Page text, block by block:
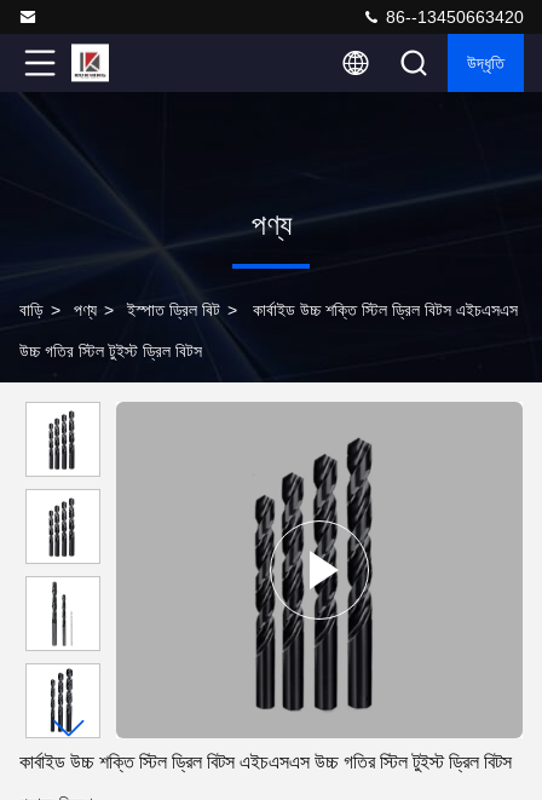
86--13450663420
উদ্ধৃতি
পণ্য
বাড়ি > পণ্য > ইস্পাত ড্রিল বিট > কার্বাইড উচ্চ শক্তি স্টিল ড্রিল বিটস এইচএসএস
উচ্চ গতির স্টিল টুইস্ট ড্রিল বিটস
কার্বাইড উচ্চ শক্তি স্টিল ড্রিল বিটস এইচএসএস উচ্চ গতির স্টিল টুইস্ট ড্রিল বিটস